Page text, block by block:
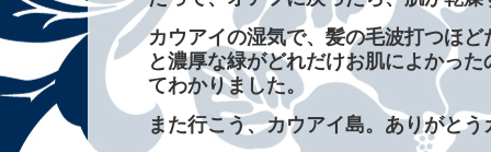
カウアイの湿気で、髪の毛波打つほ
と濃厚な緑がどれだけお肌によかっ
てわかりました。
また行こう、カウアイ島。ありがとう